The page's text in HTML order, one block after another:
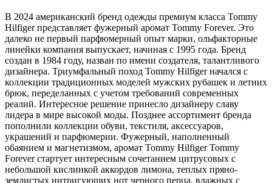
В 2024 американский бренд одежды премиум класса Tommy
Hilfiger представляет фужерный аромат Tommy Forever. Это
далеко не первый парфюмерный опыт марки, ольфакторные
линейки компания выпускает, начиная с 1995 года. Бренд
создан в 1984 году, назван по имени создателя, талантливого
дизайнера. Триумфальный поход Tommy Hilfiger начался с
коллекции традиционных моделей мужских рубашек и летних
брюк, переделанных с учетом требований современных
реалий. Интересное решение принесло дизайнеру славу
лидера в мире высокой моды. Позднее ассортимент бренда
пополнили коллекции обуви, текстиля, аксессуаров,
украшений и парфюмерии. Фужерный, наполненный
обаянием и магнетизмом, аромат Tommy Hilfiger Tommy
Forever стартует интересным сочетанием цитрусовых с
небольшой кислинкой аккордов лимона, теплых пряно-
землистых интригующих нот черного перца, влажных с